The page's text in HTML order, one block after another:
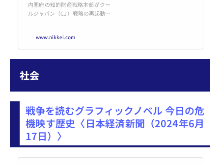
内閣府の知的財産戦略本部がクー
ルジャパン（CJ）戦略の再起動を
国人）観光を3本柱に挙げ、官民
ファンドによる投資を拡大する方
針を示している。総花的で焦点が
う以前からの欠陥が広がらない
に、これまでの成果を丁寧に点検
画などコンテンツ産業の振興を前
面に
www.nikkei.com
社会
戦争を読むグラフィックノベル 今日の危
機映す歴史〈日本経済新聞（2024年6月
17日）〉